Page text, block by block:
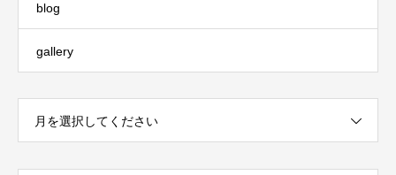
blog
gallery
月を選択してください